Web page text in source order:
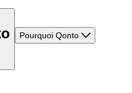
Pourquoi Qonto